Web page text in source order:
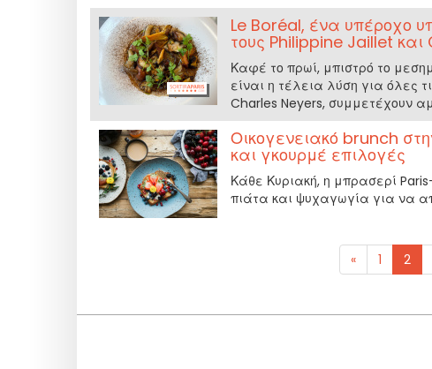
Le Boréal, ένα υπέροχο
τους Philippine Jaillet
Καφέ το πρωί, μπιστρό το
είναι η τέλεια λύση για όλες
Charles Neyers, συμμετέχουν
Οικογενειακό brunch
και γκουρμέ επιλογές
Κάθε Κυριακή, η μπρασερί
πιάτα και ψυχαγωγία για να
« 1 2